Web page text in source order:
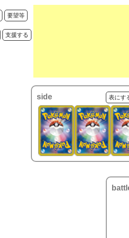
要望等
支援する
side 表にす